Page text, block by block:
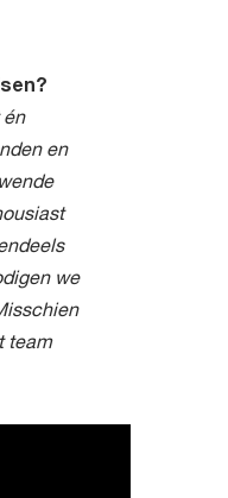
en
we
team